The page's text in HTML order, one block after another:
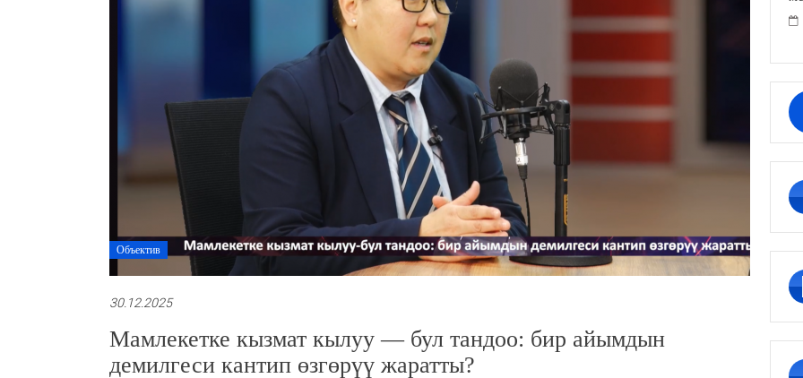
Объектив
30.12.2025
Мамлекетке кызмат кылуу — бул тандоо: бир айымдын
демилгеси кантип өзгөрүү жаратты?